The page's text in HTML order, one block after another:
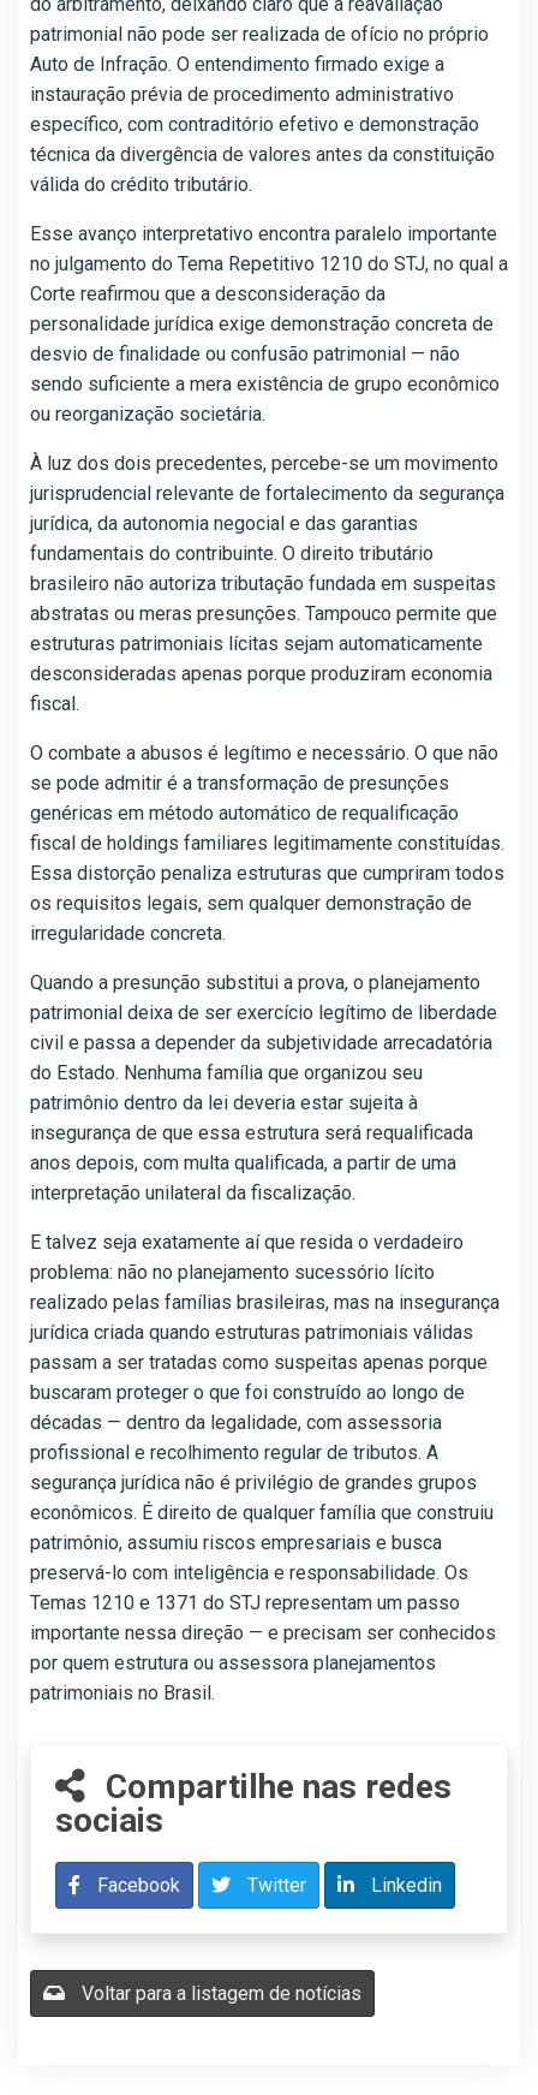
patrimonial não pode ser realizada de ofício no próprio
Auto de Infração. O entendimento firmado exige a
instauração prévia de procedimento administrativo
específico, com contraditório efetivo e demonstração
técnica da divergência de valores antes da constituição
válida do crédito tributário.
Esse avanço interpretativo encontra paralelo importante
no julgamento do Tema Repetitivo 1210 do STJ, no qual a
Corte reafirmou que a desconsideração da
personalidade jurídica exige demonstração concreta de
desvio de finalidade ou confusão patrimonial — não
sendo suficiente a mera existência de grupo econômico
ou reorganização societária.
À luz dos dois precedentes, percebe-se um movimento
jurisprudencial relevante de fortalecimento da segurança
jurídica, da autonomia negocial e das garantias
fundamentais do contribuinte. O direito tributário
brasileiro não autoriza tributação fundada em suspeitas
abstratas ou meras presunções. Tampouco permite que
estruturas patrimoniais lícitas sejam automaticamente
desconsideradas apenas porque produziram economia
fiscal.
O combate a abusos é legítimo e necessário. O que não
se pode admitir é a transformação de presunções
genéricas em método automático de requalificação
fiscal de holdings familiares legitimamente constituídas.
Essa distorção penaliza estruturas que cumpriram todos
os requisitos legais, sem qualquer demonstração de
irregularidade concreta.
Quando a presunção substitui a prova, o planejamento
patrimonial deixa de ser exercício legítimo de liberdade
civil e passa a depender da subjetividade arrecadatória
do Estado. Nenhuma família que organizou seu
patrimônio dentro da lei deveria estar sujeita à
insegurança de que essa estrutura será requalificada
anos depois, com multa qualificada, a partir de uma
interpretação unilateral da fiscalização.
E talvez seja exatamente aí que resida o verdadeiro
problema: não no planejamento sucessório lícito
realizado pelas famílias brasileiras, mas na insegurança
jurídica criada quando estruturas patrimoniais válidas
passam a ser tratadas como suspeitas apenas porque
buscaram proteger o que foi construído ao longo de
décadas — dentro da legalidade, com assessoria
profissional e recolhimento regular de tributos. A
segurança jurídica não é privilégio de grandes grupos
econômicos. É direito de qualquer família que construiu
patrimônio, assumiu riscos empresariais e busca
preservá-lo com inteligência e responsabilidade. Os
Temas 1210 e 1371 do STJ representam um passo
importante nessa direção — e precisam ser conhecidos
por quem estrutura ou assessora planejamentos
patrimoniais no Brasil.
Compartilhe nas redes
sociais
Facebook Twitter Linkedin
Voltar para a listagem de notícias